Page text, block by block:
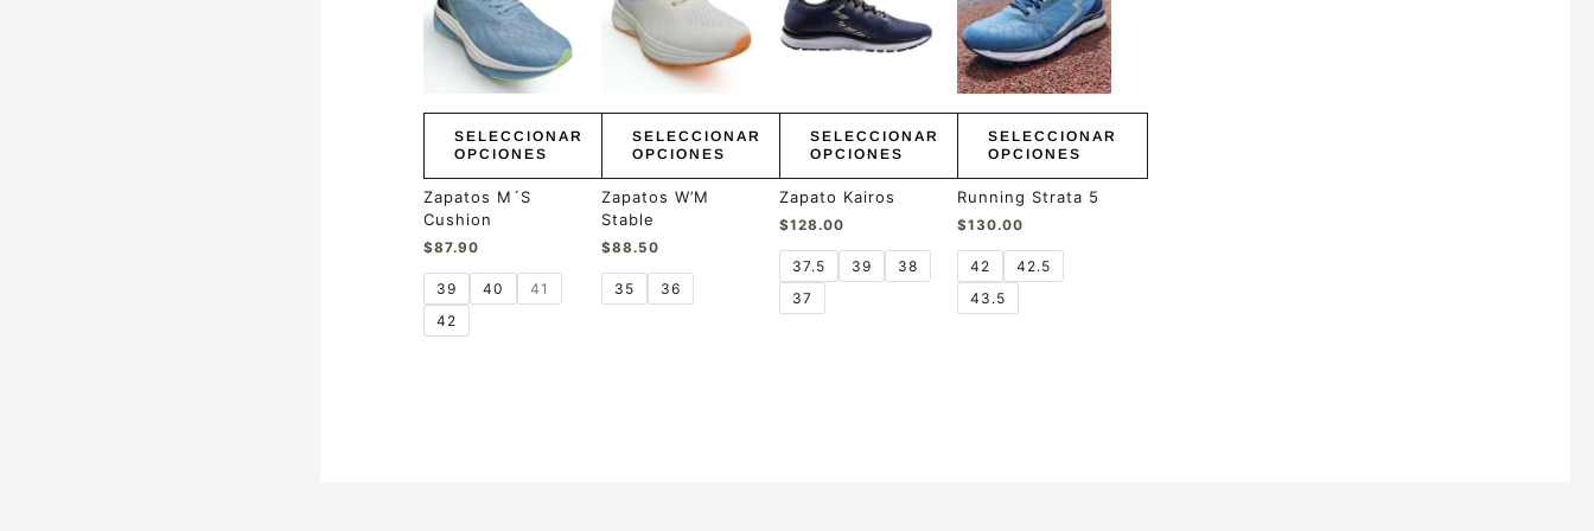
SELECCIONAR
OPCIONES
múltiples
variantes.
opciones
pueden
elegir
en
la
página
de
Zapatos M´S
Cushion
$87.90
39 40
41
42
SELECCIONAR
OPCIONES
múltiples
variantes.
opciones
pueden
elegir
en
la
página
de
Zapatos W’M
Stable
$88.50
35 36
SELECCIONAR
OPCIONES
múltiples
variantes.
pueden
elegir
en
la
página
producto
Zapato Kairos
$128.00
37.5 39
38
37
SELECCIONAR
OPCIONES
múltiples
variantes.
Las
opciones
pueden
elegir
en
la
página
producto
Running Strata 5
$130.00
42
42.5
43.5